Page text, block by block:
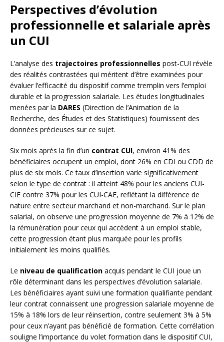
Perspectives d’évolution
professionnelle et salariale après
un CUI
L’analyse des trajectoires professionnelles post-CUI révèle
des réalités contrastées qui méritent d’être examinées pour
évaluer l’efficacité du dispositif comme tremplin vers l’emploi
durable et la progression salariale. Les études longitudinales
menées par la DARES (Direction de l’Animation de la
Recherche, des Études et des Statistiques) fournissent des
données précieuses sur ce sujet.
Six mois après la fin d’un contrat CUI, environ 41% des
bénéficiaires occupent un emploi, dont 26% en CDI ou CDD de
plus de six mois. Ce taux d’insertion varie significativement
selon le type de contrat : il atteint 48% pour les anciens CUI-
CIE contre 37% pour les CUI-CAE, reflétant la différence de
nature entre secteur marchand et non-marchand. Sur le plan
salarial, on observe une progression moyenne de 7% à 12% de
la rémunération pour ceux qui accèdent à un emploi stable,
cette progression étant plus marquée pour les profils
initialement les moins qualifiés.
Le niveau de qualification acquis pendant le CUI joue un
rôle déterminant dans les perspectives d’évolution salariale.
Les bénéficiaires ayant suivi une formation qualifiante pendant
leur contrat connaissent une progression salariale moyenne de
15% à 18% lors de leur réinsertion, contre seulement 3% à 5%
pour ceux n’ayant pas bénéficié de formation. Cette corrélation
souligne l’importance du volet formation dans le dispositif CUI,